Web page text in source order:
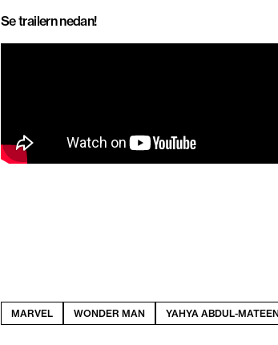
Se trailern nedan!
MARVEL WONDER MAN YAHYA ABDUL-